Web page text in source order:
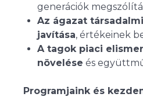
generációk
Az ágazat
javítása, értékeinek
A tagok piaci
növelése és
Programjaink és